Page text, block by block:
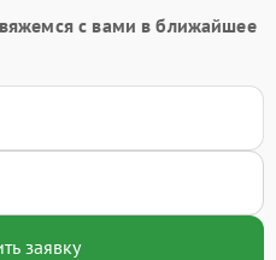
с вами в ближайшее
заявку